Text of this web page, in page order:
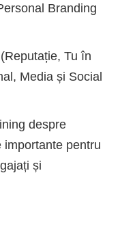
Branding
Tu în
Media și Social
despre
importante pentru
și